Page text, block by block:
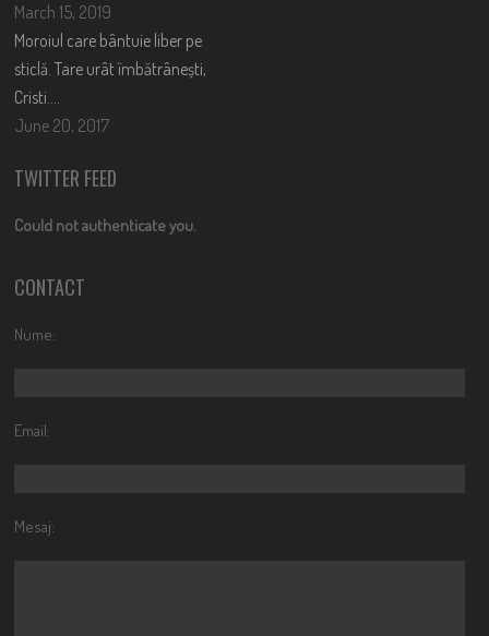
March 15, 2019
Moroiul care bântuie liber pe
sticlă. Tare urât îmbătrânești,
Cristi….
June 20, 2017
TWITTER FEED
Could not authenticate you.
CONTACT
Nume:
Email:
Mesaj: